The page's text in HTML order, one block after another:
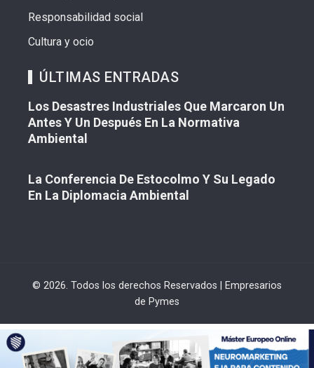
Responsabilidad social
Cultura y ocio
ÚLTIMAS ENTRADAS
Los Desastres Industriales Que Marcaron Un
Antes Y Un Después En La Normativa
Ambiental
La Conferencia De Estocolmo Y Su Legado
En La Diplomacia Ambiental
© 2026. Todos los derechos Reservados | Empresarios
de Pymes